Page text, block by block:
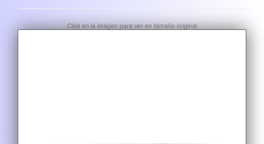
Click en la imágen para ver en tamaño original